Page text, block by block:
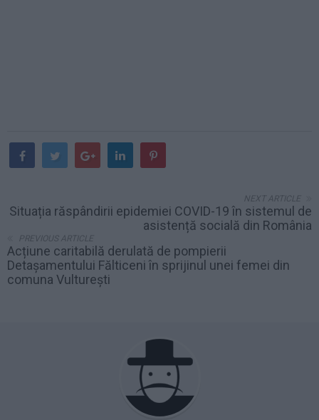
NEXT ARTICLE
Situația răspândirii epidemiei COVID-19 în sistemul de
asistență socială din România
PREVIOUS ARTICLE
Acțiune caritabilă derulată de pompierii
Detașamentului Fălticeni în sprijinul unei femei din
comuna Vulturești